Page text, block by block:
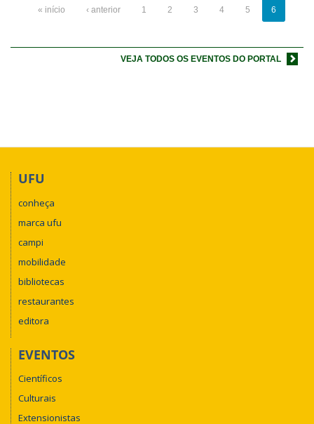
« início ‹ anterior 1 2 3 4 5 6
VEJA TODOS OS EVENTOS DO PORTAL
UFU
conheça
marca ufu
campi
mobilidade
bibliotecas
restaurantes
editora
EVENTOS
Científicos
Culturais
Extensionistas